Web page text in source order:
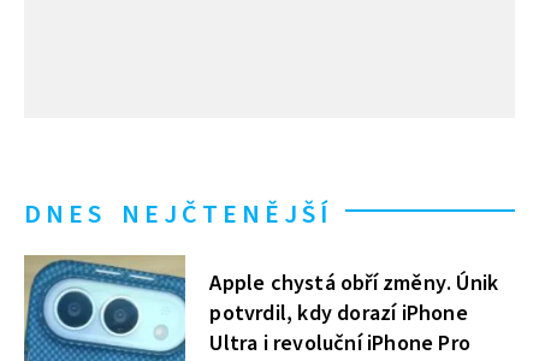
DNES NEJČTENĚJŠÍ
Apple chystá obří změny. Únik
potvrdil, kdy dorazí iPhone
Ultra i revoluční iPhone Pro